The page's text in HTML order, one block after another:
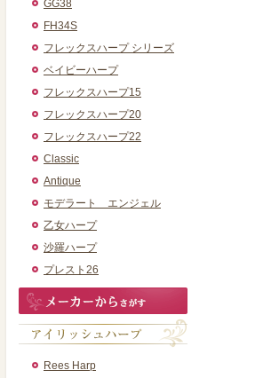
GG38
FH34S
フレックスハープ シリーズ
ベイビーハープ
フレックスハープ15
フレックスハープ20
フレックスハープ22
Classic
Antique
モデラート エンジェル
乙女ハープ
沙羅ハープ
プレスト26
Rees Harp